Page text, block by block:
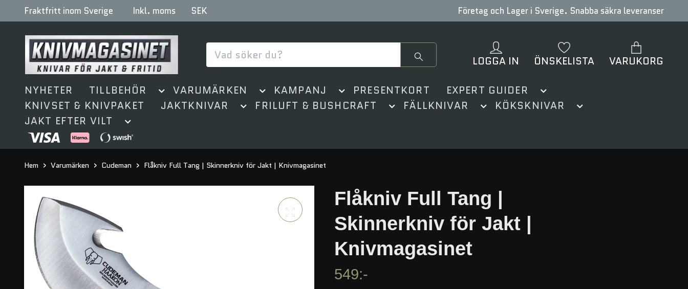
Fraktfritt inom Sverige Inkl. moms SEK Företag och Lager i Sverige. Snabba säkra leveranser
LOGGA IN ÖNSKELISTA VARUKORG
NYHETER TILLBEHÖR VARUMÄRKEN KAMPANJ PRESENTKORT
EXPERT GUIDER
KNIVSET & KNIVPAKET
JAKTKNIVAR FRILUFT & BUSHCRAFT FÄLLKNIVAR
KÖKSKNIVAR
JAKT EFTER VILT
Hem Varumärken Cudeman Flåkniv Full Tang | Skinnerkniv för Jakt | Knivmagasinet
Flåkniv Full Tang |
Skinnerkniv för Jakt |
Knivmagasinet
549:-